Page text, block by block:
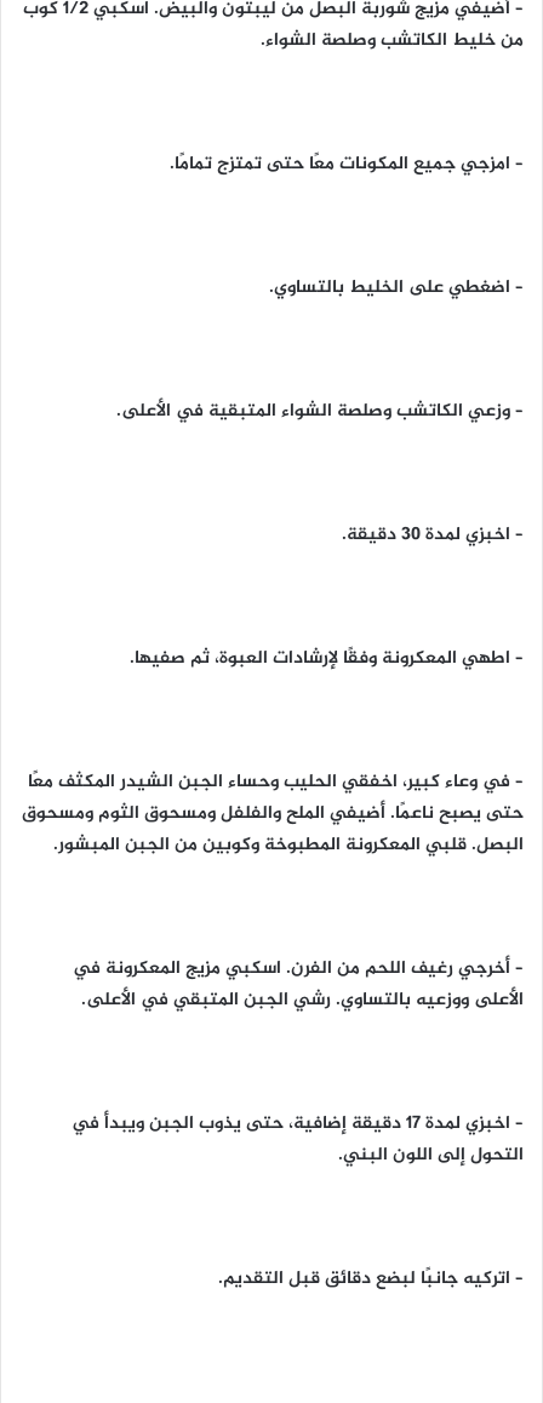
– أضيفي مزيج شوربة البصل من ليبتون والبيض. اسكبي 1/2 كوب
من خليط الكاتشب وصلصة الشواء.
– امزجي جميع المكونات معًا حتى تمتزج تمامًا.
– اضغطي على الخليط بالتساوي.
– وزعي الكاتشب وصلصة الشواء المتبقية في الأعلى.
– اخبزي لمدة 30 دقيقة.
– اطهي المعكرونة وفقًا لإرشادات العبوة، ثم صفيها.
– في وعاء كبير، اخفقي الحليب وحساء الجبن الشيدر المكثف معًا
حتى يصبح ناعمًا. أضيفي الملح والفلفل ومسحوق الثوم ومسحوق
البصل. قلبي المعكرونة المطبوخة وكوبين من الجبن المبشور.
– أخرجي رغيف اللحم من الفرن. اسكبي مزيج المعكرونة في
الأعلى ووزعيه بالتساوي. رشي الجبن المتبقي في الأعلى.
– اخبزي لمدة 17 دقيقة إضافية، حتى يذوب الجبن ويبدأ في
التحول إلى اللون البني.
– اتركيه جانبًا لبضع دقائق قبل التقديم.